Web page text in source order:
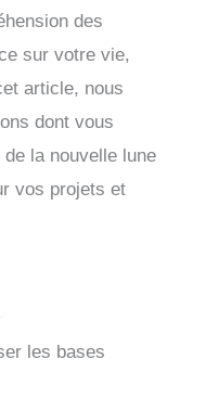
des
sur votre vie,
article, nous
dont vous
la nouvelle lune
vos projets et
les bases